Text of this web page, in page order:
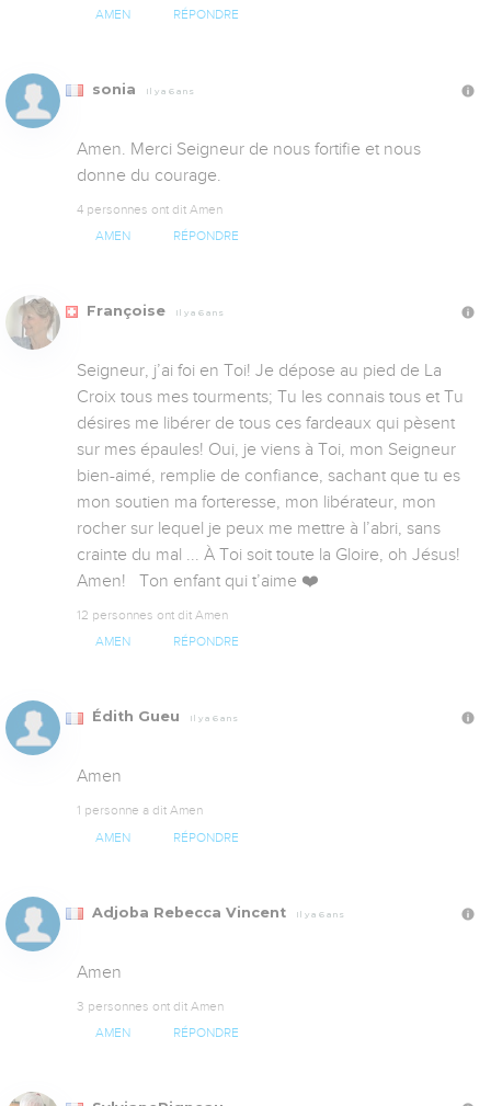
AMEN RÉPONDRE
sonia Il y a 6 ans
Amen. Merci Seigneur de nous fortifie et nous
donne du courage.
4 personnes ont dit Amen
AMEN RÉPONDRE
Françoise Il y a 6 ans
Seigneur, j’ai foi en Toi! Je dépose au pied de La
Croix tous mes tourments; Tu les connais tous et Tu
désires me libérer de tous ces fardeaux qui pèsent
sur mes épaules! Oui, je viens à Toi, mon Seigneur
bien-aimé, remplie de confiance, sachant que tu es
mon soutien ma forteresse, mon libérateur, mon
rocher sur lequel je peux me mettre à l’abri, sans
crainte du mal ... À Toi soit toute la Gloire, oh Jésus!
Amen!   Ton enfant qui t’aime ❤️
12 personnes ont dit Amen
AMEN RÉPONDRE
Édith Gueu Il y a 6 ans
Amen
1 personne a dit Amen
AMEN RÉPONDRE
Adjoba Rebecca Vincent Il y a 6 ans
Amen
3 personnes ont dit Amen
AMEN RÉPONDRE